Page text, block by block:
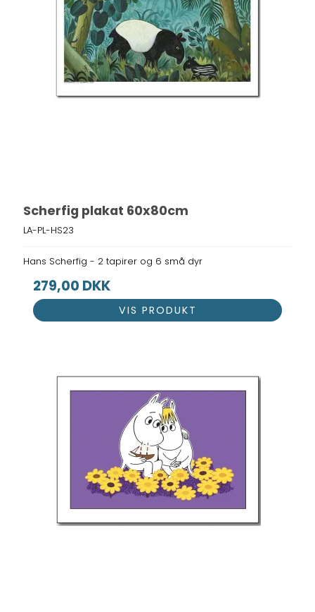
Scherfig plakat 60x80cm
LA-PL-HS23
Hans Scherfig - 2 tapirer og 6 små dyr
279,00 DKK
VIS PRODUKT